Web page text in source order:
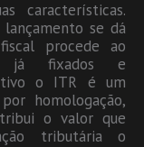
características.
se dá
procede ao
já fixados e
o ITR é um
homologação,
o valor que
tributária o